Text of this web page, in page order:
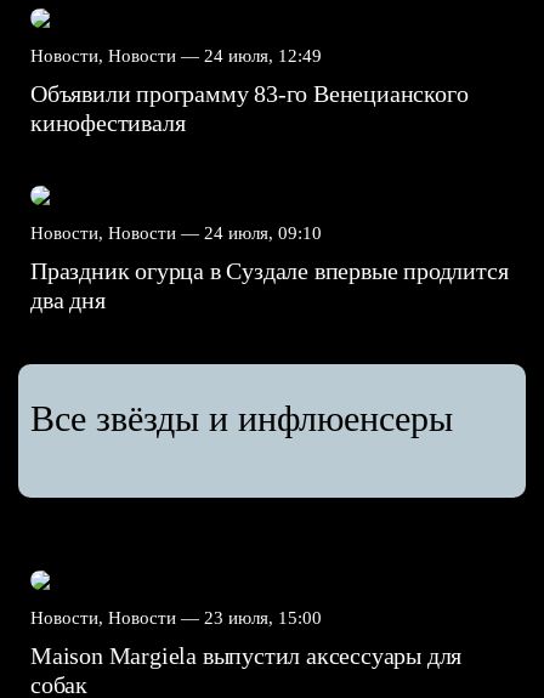
Новости, Новости — 24 июля, 12:49
Объявили программу 83-го Венецианского
кинофестиваля
Новости, Новости — 24 июля, 09:10
Праздник огурца в Суздале впервые продлится
два дня
Все звёзды и инфлюенсеры
Новости, Новости — 23 июля, 15:00
Maison Margiela выпустил аксессуары для
собак